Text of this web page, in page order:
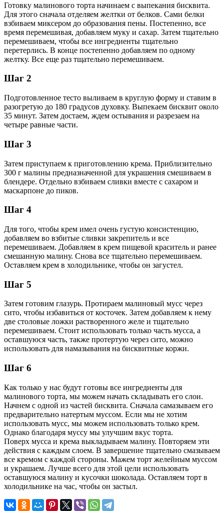
Готовку малинового торта начинаем с выпекания бисквита.
Для этого сначала отделяем желтки от белков. Сами белки
взбиваем миксером до образования пены. Постепенно, все
время перемешивая, добавляем муку и сахар. Затем тщательно
перемешиваем, чтобы все ингредиенты тщательно
перетерлись. В конце постепенно добавляем по одному
желтку. Все еще раз тщательно перемешиваем.
Шаг 2
Подготовленное тесто выливаем в круглую форму и ставим в
разогретую до 180 градусов духовку. Выпекаем бисквит около
35 минут. Затем достаем, ждем остывания и разрезаем на
четыре равные части.
Шаг 3
Затем приступаем к приготовлению крема. Приблизительно
300 г малины предназначенной для украшения смешиваем в
блендере. Отдельно взбиваем сливки вместе с сахаром и
маскарпоне до пиков.
Шаг 4
Для того, чтобы крем имел очень густую консистенцию,
добавляем во взбитые сливки закрепитель и все
перемешиваем. Добавляем в крем пищевой краситель и ранее
смешанную малину. Снова все тщательно перемешиваем.
Оставляем крем в холодильнике, чтобы он загустел.
Шаг 5
Затем готовим глазурь. Протираем малиновый мусс через
сито, чтобы избавиться от косточек. Затем добавляем к нему
две столовые ложки растворенного желе и тщательно
перемешиваем. Стоит использовать только часть мусса, а
оставшуюся часть, также протертую через сито, можно
использовать для намазывания на бисквитные коржи.
Шаг 6
Как только у нас будут готовы все ингредиенты для
малинового торта, мы можем начать складывать его слои.
Начнем с одной из частей бисквита. Сначала самазываем его
предварительно натертым муссом. Если мы не хотим
использовать мусс, мы можем использовать только крем.
Однако благодаря муссу мы улучшим вкус торта.
Поверх мусса и крема выкладываем малину. Повторяем эти
действия с каждым слоем. В завершение тщательно смазываем
все кремом с каждой стороны. Мажем торт желейным муссом
и украшаем. Лучше всего для этой цели использовать
оставшуюся малину и кусочки шоколада. Оставляем торт в
холодильнике на час, чтобы он застыл.